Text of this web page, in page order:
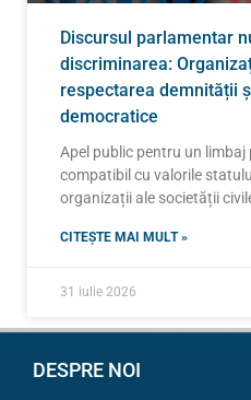
Discursul parlamentar
discriminarea:
respectarea demnității
democratice
Apel public pentru un
compatibil cu valorile
organizații ale societății
CITEȘTE MAI MULT »
31 iulie 2026
DESPRE NOI